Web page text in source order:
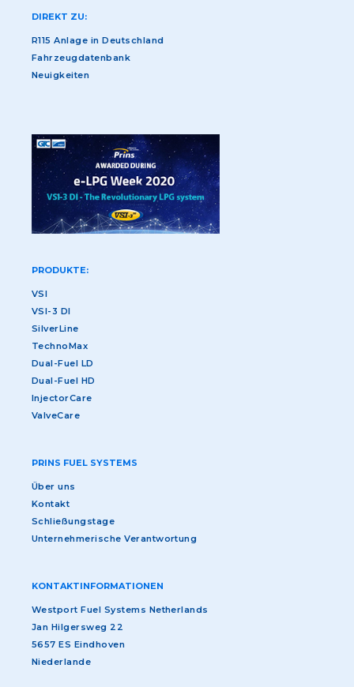
DIREKT ZU:
R115 Anlage in Deutschland
Fahrzeugdatenbank
Neuigkeiten
PRODUKTE:
VSI
VSI-3 DI
SilverLine
TechnoMax
Dual-Fuel LD
Dual-Fuel HD
InjectorCare
ValveCare
PRINS FUEL SYSTEMS
Über uns
Kontakt
Schließungstage
Unternehmerische Verantwortung
KONTAKTINFORMATIONEN
Westport Fuel Systems Netherlands
Jan Hilgersweg 22
5657 ES Eindhoven
Niederlande